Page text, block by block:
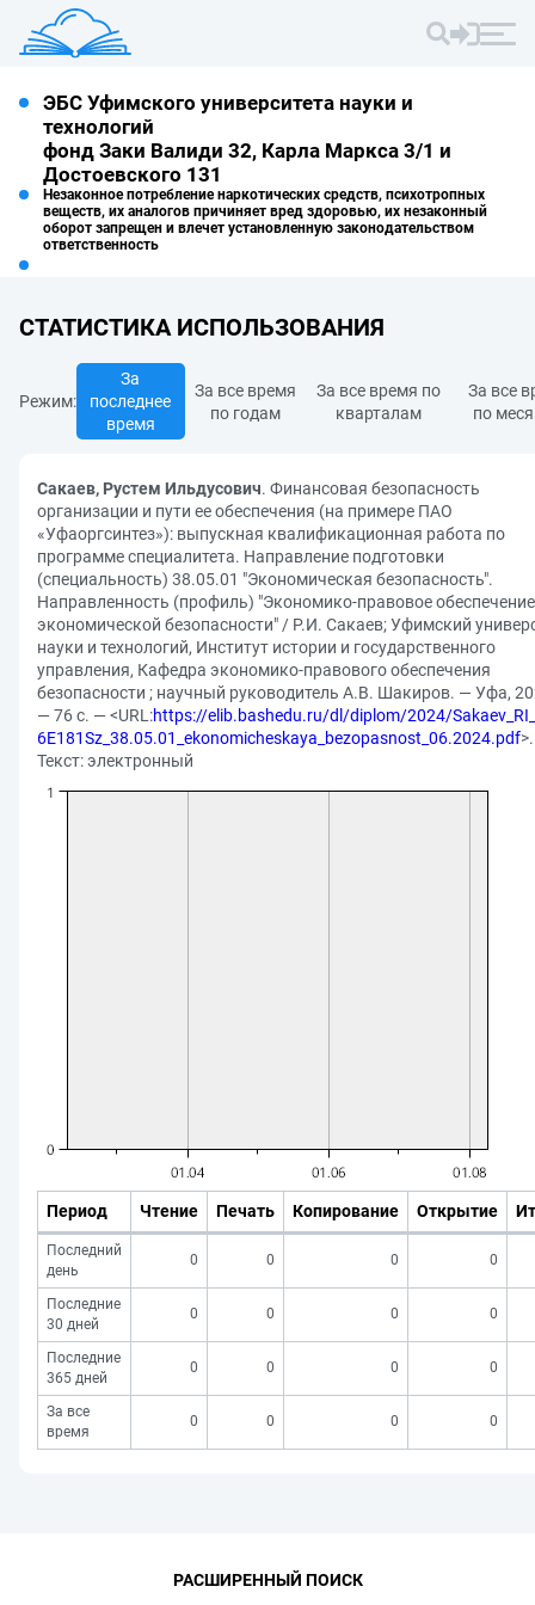
ЭБС Уфимского университета науки и
технологий
фонд Заки Валиди 32, Карла Маркса 3/1 и
Достоевского 131
Незаконное потребление наркотических средств, психотропных
веществ, их аналогов причиняет вред здоровью, их незаконный
оборот запрещен и влечет установленную законодательством
ответственность
СТАТИСТИКА ИСПОЛЬЗОВАНИЯ
Режим:
За
последнее
время
За все время
по годам
За все время по
кварталам
За все
по
Сакаев, Рустем Ильдусович. Финансовая безопасность
организации и пути ее обеспечения (на примере ПАО
«Уфаоргсинтез»): выпускная квалификационная работа по
программе специалитета. Направление подготовки
(специальность) 38.05.01 "Экономическая безопасность".
Направленность (профиль) "Экономико-правовое обеспечение
экономической безопасности" / Р.И. Сакаев; Уфимский
науки и технологий, Институт истории и государственного
управления, Кафедра экономико-правового обеспечения
безопасности ; научный руководитель А.В. Шакиров. — Уфа,
— 76 с. — <URL:https://elib.bashedu.ru/dl/diplom/2024/
6E181Sz_38.05.01_ekonomicheskaya_bezopasnost_06.2024.pdf
Текст: электронный
Период Чтение Печать Копирование Открытие
Последний
день
0 0 0 0
Последние
30 дней
0 0 0 0
Последние
365 дней
0 0 0 0
За все
время
0 0 0 0
РАСШИРЕННЫЙ ПОИСК